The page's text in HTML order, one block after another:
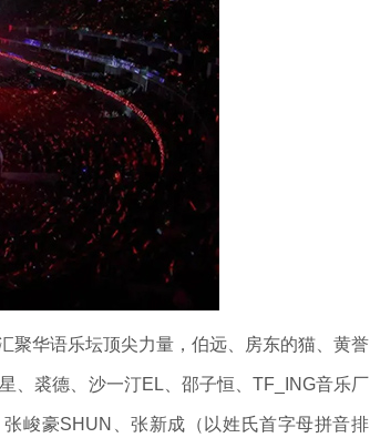
华语乐坛顶尖力量，伯远、房东的猫、黄誉
、裘德、沙一汀EL、邵子恒、TF_ING音乐厂
峻豪SHUN、张新成（以姓氏首字母拼音排